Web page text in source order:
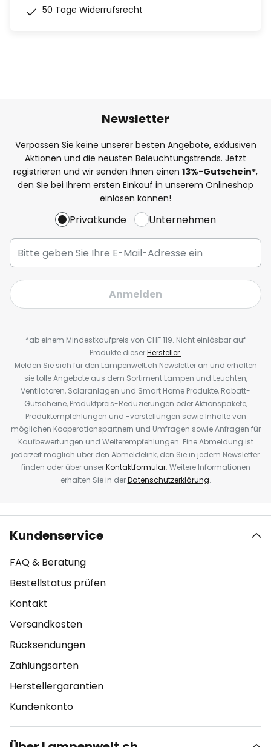
50 Tage Widerrufsrecht
Newsletter
Verpassen Sie keine unserer besten Angebote, exklusiven
Aktionen und die neusten Beleuchtungstrends. Jetzt
registrieren und wir senden Ihnen einen 13%-Gutschein*,
den Sie bei Ihrem ersten Einkauf in unserem Onlineshop
einlösen können!
Privatkunde Unternehmen
Anmelden
*ab einem Mindestkaufpreis von CHF 119. Nicht einlösbar auf
Produkte dieserHersteller.
Melden Sie sich für den Lampenwelt.ch Newsletter an und erhalten
sie tolle Angebote aus dem Sortiment Lampen und Leuchten,
Ventilatoren, Solaranlagen und Smart Home Produkte, Rabatt-
Gutscheine, Produktpreis-Reduzierungen oder Aktionspakete,
Produktempfehlungen und -vorstellungen sowie Inhalte von
möglichen Kooperationspartnern und Umfragen sowie Anfragen für
Kaufbewertungen und Weiterempfehlungen. Eine Abmeldung ist
jederzeit möglich über den Abmeldelink, den Sie in jedem Newsletter
finden oder über unserKontaktformular. Weitere Informationen
erhalten Sie in derDatenschutzerklärung.
Kundenservice
FAQ & Beratung
Bestellstatus prüfen
Kontakt
Versandkosten
Rücksendungen
Zahlungsarten
Herstellergarantien
Kundenkonto